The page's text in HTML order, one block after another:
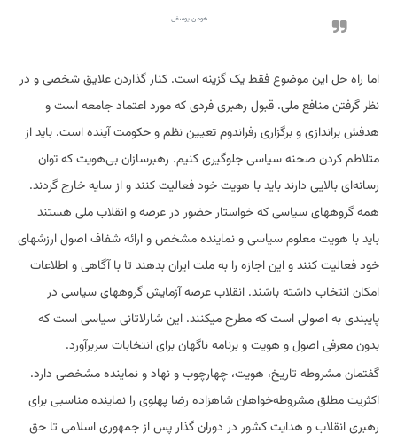
هومن یوسفی
اما راه حل این موضوع فقط یک گزینه است. کنار گذاردن علایق شخصی و در
نظر گرفتن منافع ملی. قبول رهبری فردی که مورد اعتماد جامعه است و
هدفش براندازی و برگزاری رفراندوم تعیین نظم و حکومت آینده است. باید از
متلاطم کردن صحنه سیاسی جلوگیری کنیم. رهبرسازان بی‌هویت که توان
رسانه‌ای بالایی دارند باید با هویت خود فعالیت کنند و از سایه خارج گردند.
همه گروههای سیاسی که خواستار حضور در عرصه و انقلاب ملی هستند
باید با هویت معلوم سیاسی و نماینده مشخص و ارائه شفاف اصول ارزشهای
خود فعالیت کنند و این اجازه را به ملت ایران بدهند تا با آگاهی و اطلاعات
امکان انتخاب داشته باشند. انقلاب عرصه آزمایش گروههای سیاسی در
پایبندی به اصولی است که مطرح میکنند. این شارلاتانی سیاسی است که
بدون معرفی اصول و هویت و برنامه ناگهان برای انتخابات سربرآورد.
گفتمان مشروطه تاریخ، هویت، چهارچوب و نهاد و نماینده مشخصی دارد.
اکثریت مطلق مشروطه‌خواهان شاهزاده رضا پهلوی را نماینده مناسبی برای
رهبری انقلاب و هدایت کشور در دوران گذار پس از جمهوری اسلامی تا حق